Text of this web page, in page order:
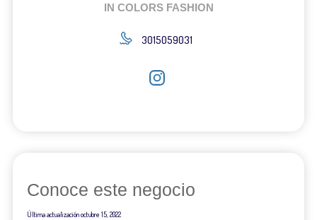
IN COLORS FASHION
3015059031
Conoce este negocio
Última actualizaciónoctubre 15, 2022